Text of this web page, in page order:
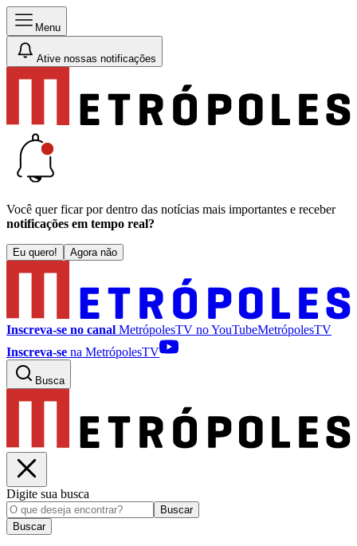
Menu
Ative nossas notificações
Você quer ficar por dentro das notícias mais importantes e receber
notificações em tempo real?
Eu quero! Agora não
Inscreva-se no canal MetrópolesTV noYouTubeMetrópolesTV
Inscreva-se na MetrópolesTV
Busca
Digite sua busca
Buscar
Buscar